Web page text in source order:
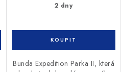
2 dny
Bunda Expedition Parka II, která